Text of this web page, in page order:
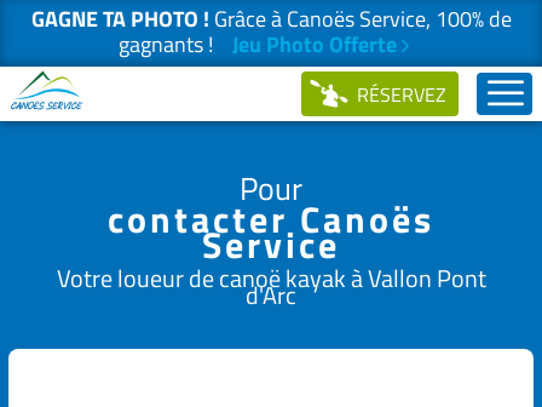
GAGNE TA PHOTO ! Grâce à Canoës Service, 100% de
gagnants ! Jeu Photo Offerte
Passer
au
RÉSERVEZ
Pour
contacter Canoës
Service
Votre loueur de canoë kayak à Vallon Pont
d'Arc